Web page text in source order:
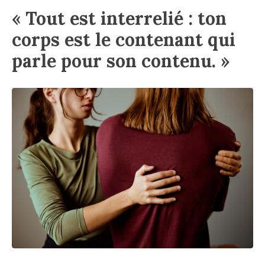
« Tout est interrelié : ton
corps est le contenant qui
parle pour son contenu. »